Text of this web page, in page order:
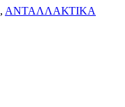
, ΑΝΤΑΛΛΑΚΤΙΚΑ